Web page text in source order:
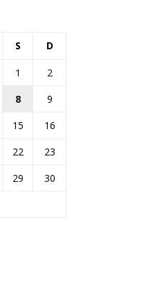
S D
1
2
8
9
15
16
22
23
29
30